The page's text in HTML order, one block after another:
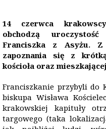
14 czerwca
obchodzą
Franciszka z Asyżu.
zapoznania się z
kościoła oraz
Franciszkanie przybyli do
biskupa Wisława
krakowskiej kapituły
targowego (taka